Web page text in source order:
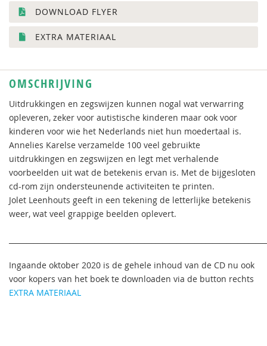
DOWNLOAD FLYER
EXTRA MATERIAAL
OMSCHRIJVING
Uitdrukkingen en zegswijzen kunnen nogal wat verwarring
opleveren, zeker voor autistische kinderen maar ook voor
kinderen voor wie het Nederlands niet hun moedertaal is.
Annelies Karelse verzamelde 100 veel gebruikte
uitdrukkingen en zegswijzen en legt met verhalende
voorbeelden uit wat de betekenis ervan is. Met de bijgesloten
cd-rom zijn ondersteunende activiteiten te printen.
Jolet Leenhouts geeft in een tekening de letterlijke betekenis
weer, wat veel grappige beelden oplevert.
Ingaande oktober 2020 is de gehele inhoud van de CD nu ook
voor kopers van het boek te downloaden via de button rechts
EXTRA MATERIAAL